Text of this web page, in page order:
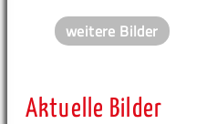
weitere Bilder
Aktuelle Bilder